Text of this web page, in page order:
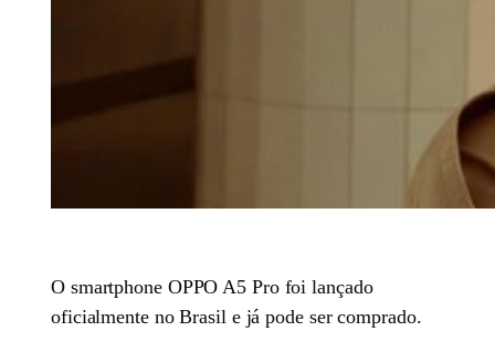
O smartphone OPPO A5 Pro foi lançado
oficialmente no Brasil e já pode ser comprado.